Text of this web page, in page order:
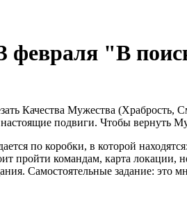
февраля "В
Качества Мужества (Храбрость,
подвиги. Чтобы вернуть
по коробки, в которой
пройти командам, карта
Самостоятельные задание: